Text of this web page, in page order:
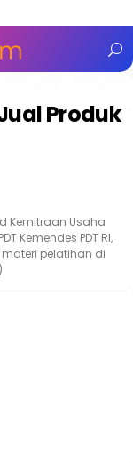
Produk
Kemitraan Usaha
Kemendes PDT RI,
materi pelatihan di